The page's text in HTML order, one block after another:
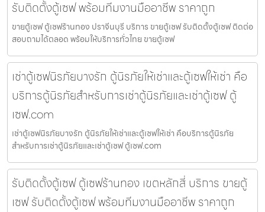
รับติดตั้งตู้เซฟ พร้อมทีมงานมืออาชีพ ราคาถูก
ขายตู้เซฟ ตู้เซฟร้านทอง ปราจีนบุรี บริการ ขายตู้เซฟ รับติดตั้งตู้เซฟ ติดต่อ
สอบถามได้ตลอด พร้อมให้บริการทั่วไทย ขายตู้เซฟ
เช่าตู้เซฟนิรภัยบางรัก ตู้นิรภัยให้เช่าและตู้เซฟให้เช่า คือ
บริการตู้นิรภัยสำหรับการเช่าตู้นิรภัยและเช่าตู้เซฟ ตู้
เซฟ.com
เช่าตู้เซฟนิรภัยบางรัก ตู้นิรภัยให้เช่าและตู้เซฟให้เช่า คือบริการตู้นิรภัย
สำหรับการเช่าตู้นิรภัยและเช่าตู้เซฟ ตู้เซฟ.com
รับติดตั้งตู้เซฟ ตู้เซฟร้านทอง เขตหลักสี่ บริการ ขายตู้
เซฟ รับติดตั้งตู้เซฟ พร้อมทีมงานมืออาชีพ ราคาถูก